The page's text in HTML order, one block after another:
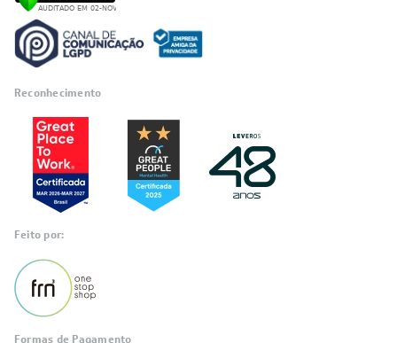
Reconhecimento
Feito por:
Formas de Pagamento